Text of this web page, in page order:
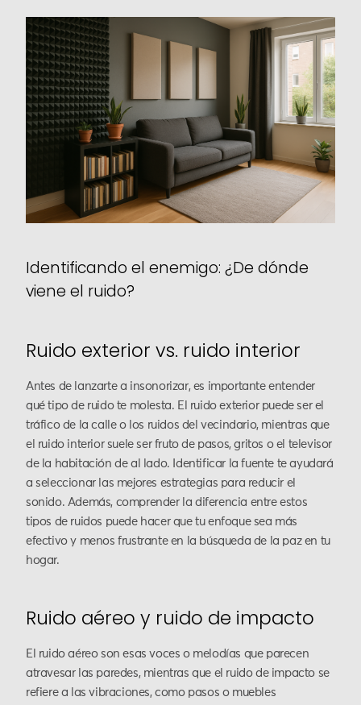
Identificando el enemigo: ¿De dónde
viene el ruido?
Ruido exterior vs. ruido interior
Antes de lanzarte a insonorizar, es importante entender
qué tipo de ruido te molesta. El ruido exterior puede ser el
tráfico de la calle o los ruidos del vecindario, mientras que
el ruido interior suele ser fruto de pasos, gritos o el televisor
de la habitación de al lado. Identificar la fuente te ayudará
a seleccionar las mejores estrategias para reducir el
sonido. Además, comprender la diferencia entre estos
tipos de ruidos puede hacer que tu enfoque sea más
efectivo y menos frustrante en la búsqueda de la paz en tu
hogar.
Ruido aéreo y ruido de impacto
El ruido aéreo son esas voces o melodías que parecen
atravesar las paredes, mientras que el ruido de impacto se
refiere a las vibraciones, como pasos o muebles